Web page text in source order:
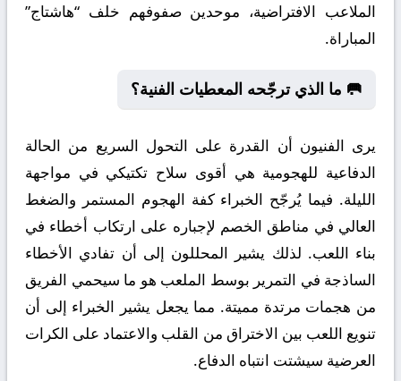
الملاعب الافتراضية، موحدين صفوفهم خلف “هاشتاج”
المباراة.
🥅 ما الذي ترجّحه المعطيات الفنية؟
يرى الفنيون أن القدرة على التحول السريع من الحالة
الدفاعية للهجومية هي أقوى سلاح تكتيكي في مواجهة
الليلة. فيما يُرجّح الخبراء كفة الهجوم المستمر والضغط
العالي في مناطق الخصم لإجباره على ارتكاب أخطاء في
بناء اللعب. لذلك يشير المحللون إلى أن تفادي الأخطاء
الساذجة في التمرير بوسط الملعب هو ما سيحمي الفريق
من هجمات مرتدة مميتة. مما يجعل يشير الخبراء إلى أن
تنويع اللعب بين الاختراق من القلب والاعتماد على الكرات
العرضية سيشتت انتباه الدفاع.